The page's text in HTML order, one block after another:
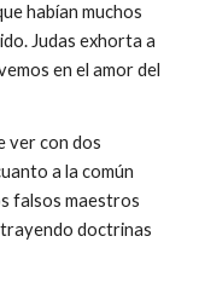
habían muchos
Judas exhorta a
en el amor del
ver con dos
a la común
falsos maestros
doctrinas